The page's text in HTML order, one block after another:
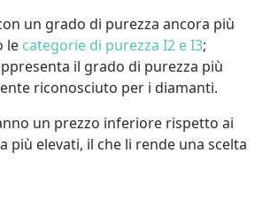
un grado di purezza ancora più
le categorie di purezza I2 e I3;
il grado di purezza più
riconosciuto per i diamanti.
un prezzo inferiore rispetto ai
più elevati, il che li rende una scelta